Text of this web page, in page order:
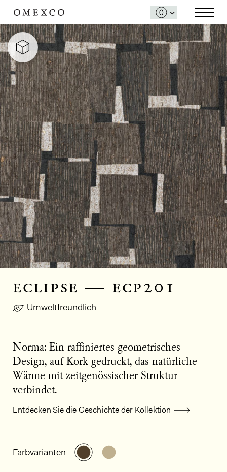
eclipse — ecp201
Umweltfreundlich
Norma: Ein raffiniertes geometrisches
Design, auf Kork gedruckt, das natürliche
Wärme mit zeitgenössischer Struktur
verbindet.
Entdecken Sie die Geschichte der Kollektion
Allgemeine Produktinformationen
Farbvarianten Weitere Varianten entdecken: